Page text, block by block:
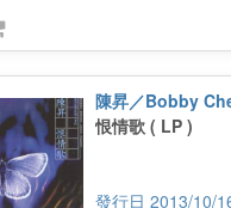
陳昇／Bobby
恨情歌 ( LP )
2013/10/